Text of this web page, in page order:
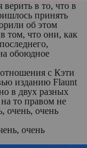
в то, что в
принять
об этом
том, что они, как
обоюдное
с Кэти
изданию Flaunt
в двух разных
то правом не
очень, очень
очень